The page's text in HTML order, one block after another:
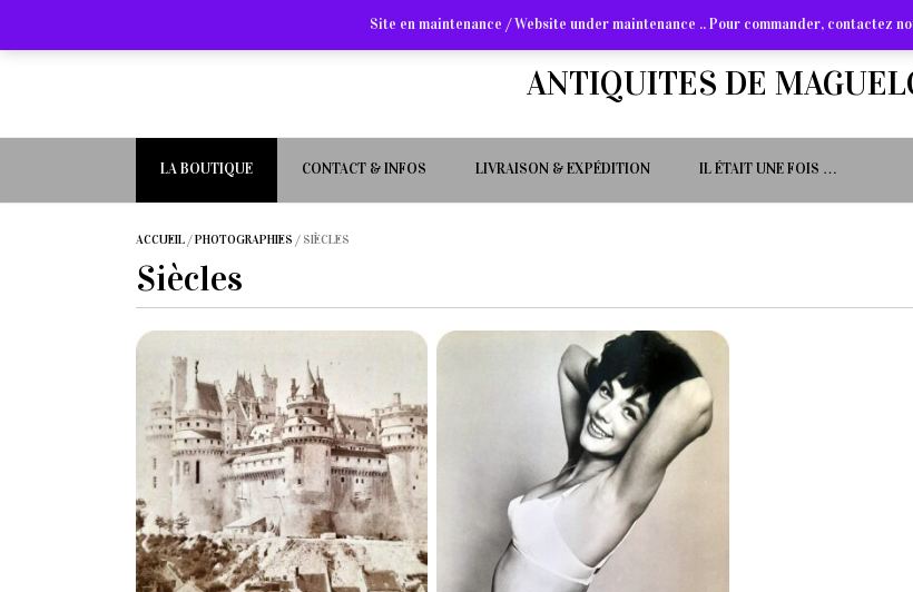
ANTIQUITES DE
LA BOUTIQUE CONTACT & INFOS LIVRAISON & EXPÉDITION IL ÉTAIT UNE FOIS …
ACCUEIL /PHOTOGRAPHIES / SIÈCLES
Siècles
Site en maintenance / Website under maintenance .. Pour commander, contactez